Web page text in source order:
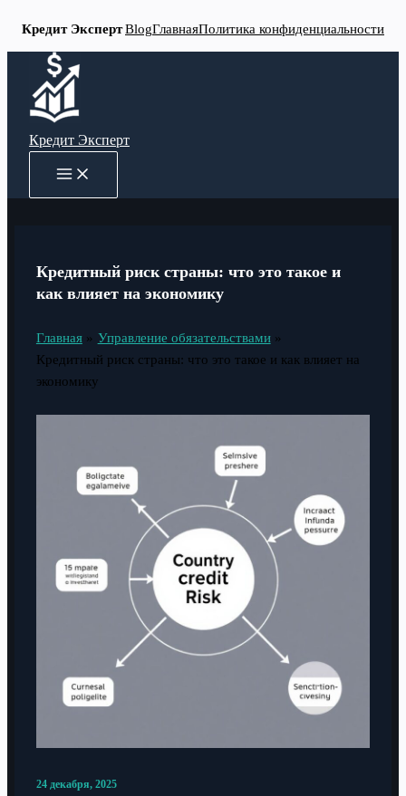
Кредит ЭкспертBlogГлавнаяПолитика конфиденциальности
Перейти
содержимому
Кредит Эксперт
MAIN
MENU
Кредитный риск страны: что это такое и
как влияет на экономику
Главная
Управление обязательствами
Кредитный риск страны: что это такое и как влияет на
экономику
24 декабря, 2025